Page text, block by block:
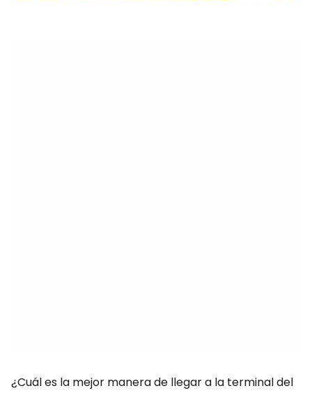
¿Cuál es la mejor manera de llegar a la terminal del